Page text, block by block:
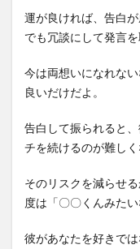
運が良ければ、告白
でも冗談にして発言
今は両想いになれな
良いだけだよ。
告白して振られると
チを続けるのが難しく
そのリスクを減らせ
度は「〇〇くんみた
彼があなたを好きで